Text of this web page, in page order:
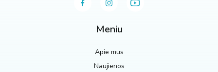
Meniu
Apie mus
Naujienos